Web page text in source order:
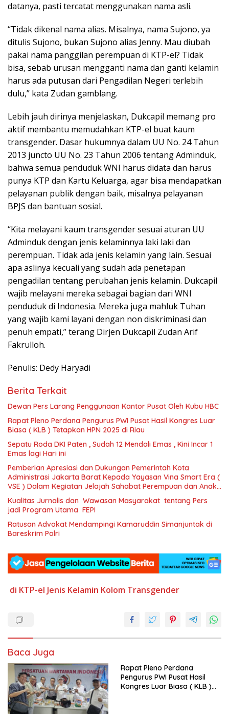
datanya, pasti tercatat menggunakan nama asli.
“Tidak dikenal nama alias. Misalnya, nama Sujono, ya
ditulis Sujono, bukan Sujono alias Jenny. Mau diubah
pakai nama panggilan perempuan di KTP-el? Tidak
bisa, sebab urusan mengganti nama dan ganti kelamin
harus ada putusan dari Pengadilan Negeri terlebih
dulu,” kata Zudan gamblang.
Lebih jauh dirinya menjelaskan, Dukcapil memang pro
aktif membantu memudahkan KTP-el buat kaum
transgender. Dasar hukumnya dalam UU No. 24 Tahun
2013 juncto UU No. 23 Tahun 2006 tentang Adminduk,
bahwa semua penduduk WNI harus didata dan harus
punya KTP dan Kartu Keluarga, agar bisa mendapatkan
pelayanan publik dengan baik, misalnya pelayanan
BPJS dan bantuan sosial.
“Kita melayani kaum transgender sesuai aturan UU
Adminduk dengan jenis kelaminnya laki laki dan
perempuan. Tidak ada jenis kelamin yang lain. Sesuai
apa aslinya kecuali yang sudah ada penetapan
pengadilan tentang perubahan jenis kelamin. Dukcapil
wajib melayani mereka sebagai bagian dari WNI
penduduk di Indonesia. Mereka juga mahluk Tuhan
yang wajib kami layani dengan non diskriminasi dan
penuh empati,” terang Dirjen Dukcapil Zudan Arif
Fakrulloh.
Penulis: Dedy Haryadi
Berita Terkait
Dewan Pers Larang Penggunaan Kantor Pusat Oleh Kubu HBC
Rapat Pleno Perdana Pengurus PWI Pusat Hasil Kongres Luar
Biasa ( KLB ) Tetapkan HPN 2025 di Riau
Sepatu Roda DKI Paten , Sudah 12 Mendali Emas , Kini Incar 1
Emas lagi Hari ini
Pemberian Apresiasi dan Dukungan Pemerintah Kota
Administrasi Jakarta Barat Kepada Yayasan Vina Smart Era (
VSE ) Dalam Kegiatan Jelajah Sahabat Perempuan dan Anak (
SAPA )
Kualitas Jurnalis dan Wawasan Masyarakat tentang Pers
jadi Program Utama FEPI
Ratusan Advokat Mendampingi Kamaruddin Simanjuntak di
Bareskrim Polri
di KTP-el Jenis Kelamin Kolom Transgender
Baca Juga
Rapat Pleno Perdana
Pengurus PWI Pusat Hasil
Kongres Luar Biasa ( KLB )